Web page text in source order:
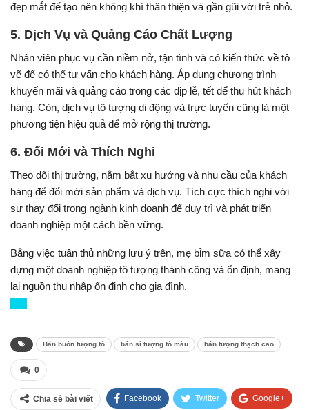
đẹp mắt để tạo nên không khí thân thiện và gần gũi với trẻ nhỏ.
5. Dịch Vụ và Quảng Cáo Chất Lượng
Nhân viên phục vụ cần niềm nở, tận tình và có kiến thức về tô
vẽ để có thể tư vấn cho khách hàng. Áp dụng chương trình
khuyến mãi và quảng cáo trong các dịp lễ, tết để thu hút khách
hàng. Còn, dịch vụ tô tượng di động và trực tuyến cũng là một
phương tiện hiệu quả để mở rộng thị trường.
6. Đổi Mới và Thích Nghi
Theo dõi thị trường, nắm bắt xu hướng và nhu cầu của khách
hàng để đổi mới sản phẩm và dịch vụ. Tích cực thích nghi với
sự thay đổi trong ngành kinh doanh để duy trì và phát triển
doanh nghiệp một cách bền vững.
Bằng việc tuân thủ những lưu ý trên, mẹ bỉm sữa có thể xây
dựng một doanh nghiệp tô tượng thành công và ổn định, mang
lại nguồn thu nhập ổn định cho gia đình.
Bán buôn tượng tô bán sỉ tượng tô màu bán tượng thạch cao
0
Chia sẻ bài viết Facebook Twitter Google+